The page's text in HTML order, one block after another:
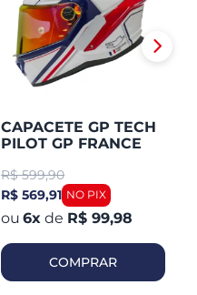
CAPACETE GP TECH
PILOT GP FRANCE
R$ 599,90
R$ 569,91
6x de R$ 99,98
COMPRAR